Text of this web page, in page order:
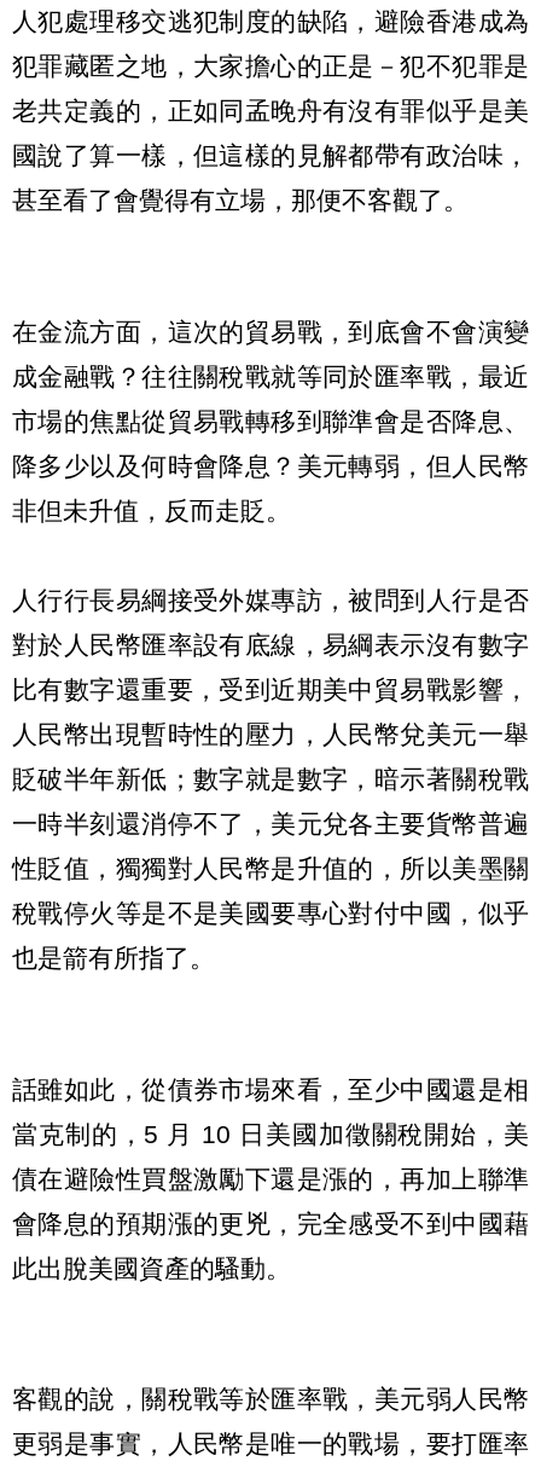
人犯處理移交逃犯制度的缺陷，避險香港成為
犯罪藏匿之地，大家擔心的正是－犯不犯罪是
老共定義的，正如同孟晚舟有沒有罪似乎是美
國說了算一樣，但這樣的見解都帶有政治味，
甚至看了會覺得有立場，那便不客觀了。
在金流方面，這次的貿易戰，到底會不會演變
成金融戰？往往關稅戰就等同於匯率戰，最近
市場的焦點從貿易戰轉移到聯準會是否降息、
降多少以及何時會降息？美元轉弱，但人民幣
非但未升值，反而走貶。
人行行長易綱接受外媒專訪，被問到人行是否
對於人民幣匯率設有底線，易綱表示沒有數字
比有數字還重要，受到近期美中貿易戰影響，
人民幣出現暫時性的壓力，人民幣兌美元一舉
貶破半年新低；數字就是數字，暗示著關稅戰
一時半刻還消停不了，美元兌各主要貨幣普遍
性貶值，獨獨對人民幣是升值的，所以美墨關
稅戰停火等是不是美國要專心對付中國，似乎
也是箭有所指了。
話雖如此，從債券市場來看，至少中國還是相
當克制的，5 月 10 日美國加徵關稅開始，美
債在避險性買盤激勵下還是漲的，再加上聯準
會降息的預期漲的更兇，完全感受不到中國藉
此出脫美國資產的騷動。
客觀的說，關稅戰等於匯率戰，美元弱人民幣
更弱是事實，人民幣是唯一的戰場，要打匯率